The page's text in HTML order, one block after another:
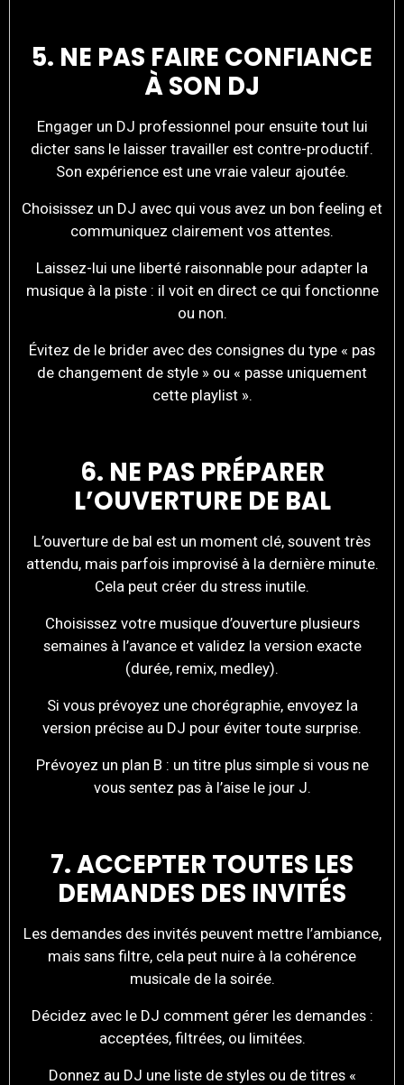
5. NE PAS FAIRE CONFIANCE
À SON DJ
Engager un DJ professionnel pour ensuite tout lui
dicter sans le laisser travailler est contre-productif.
Son expérience est une vraie valeur ajoutée.
Choisissez un DJ avec qui vous avez un bon feeling et
communiquez clairement vos attentes.
Laissez-lui une liberté raisonnable pour adapter la
musique à la piste : il voit en direct ce qui fonctionne
ou non.
Évitez de le brider avec des consignes du type « pas
de changement de style » ou « passe uniquement
cette playlist ».
6. NE PAS PRÉPARER
L’OUVERTURE DE BAL
L’ouverture de bal est un moment clé, souvent très
attendu, mais parfois improvisé à la dernière minute.
Cela peut créer du stress inutile.
Choisissez votre musique d’ouverture plusieurs
semaines à l’avance et validez la version exacte
(durée, remix, medley).
Si vous prévoyez une chorégraphie, envoyez la
version précise au DJ pour éviter toute surprise.
Prévoyez un plan B : un titre plus simple si vous ne
vous sentez pas à l’aise le jour J.
7. ACCEPTER TOUTES LES
DEMANDES DES INVITÉS
Les demandes des invités peuvent mettre l’ambiance,
mais sans filtre, cela peut nuire à la cohérence
musicale de la soirée.
Décidez avec le DJ comment gérer les demandes :
acceptées, filtrées, ou limitées.
Donnez au DJ une liste de styles ou de titres «